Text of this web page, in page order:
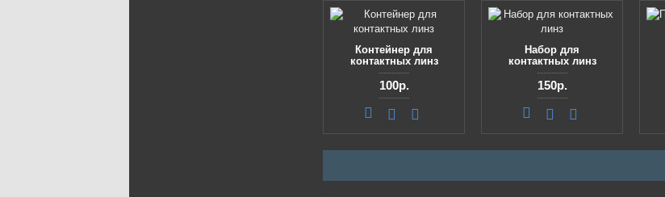
Контейнер для
контактных линз
100р.
Набор для
контактных линз
150р.